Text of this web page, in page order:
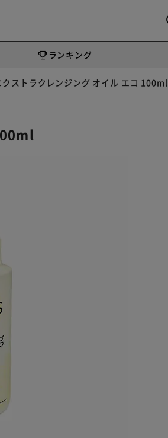
ランキング
ストラクレンジング オイル エコ 100ml